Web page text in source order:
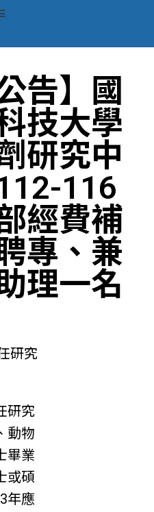
告】國
技大學
研究中
116
經費補
專、兼
理一名
研究
研究
動物
畢業
或碩
年應